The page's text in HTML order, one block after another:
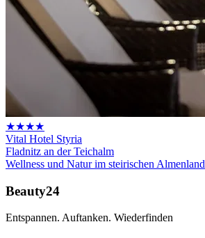
★★★★
Vital Hotel Styria
Fladnitz an der Teichalm
Wellness und Natur im steirischen Almenland
Beauty24
Entspannen. Auftanken. Wiederfinden